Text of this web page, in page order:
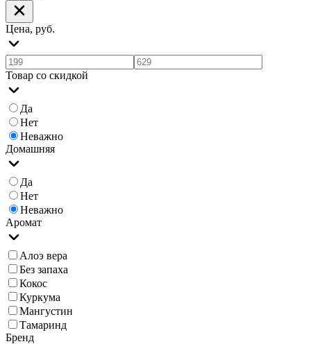
Цена, руб.
Товар со скидкой
Да
Нет
Неважно
Домашняя
Да
Нет
Неважно
Аромат
Алоэ вера
Без запаха
Кокос
Куркума
Мангустин
Тамаринд
Бренд